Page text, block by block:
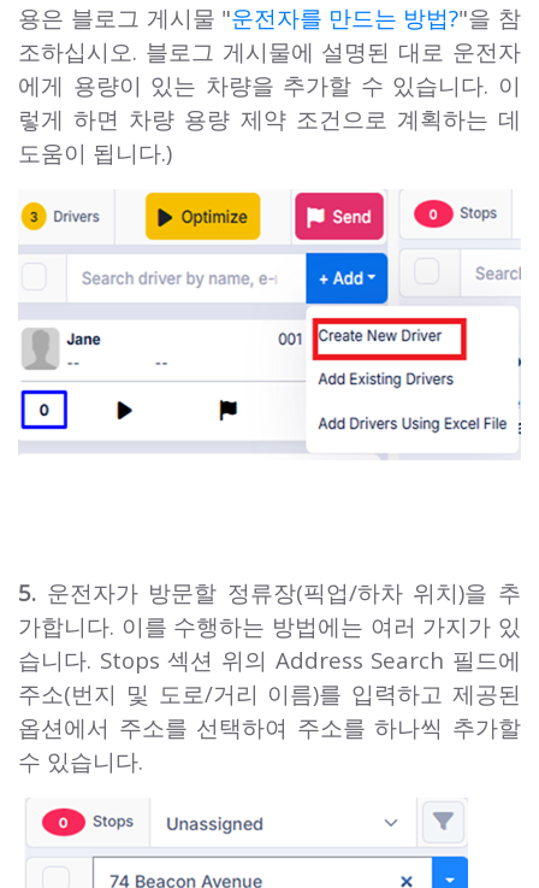
용은 블로그 게시물 "운전자를 만드는 방법?"을 참
조하십시오. 블로그 게시물에 설명된 대로 운전자
에게 용량이 있는 차량을 추가할 수 있습니다. 이
렇게 하면 차량 용량 제약 조건으로 계획하는 데
도움이 됩니다.)
5. 운전자가 방문할 정류장(픽업/하차 위치)을 추
가합니다. 이를 수행하는 방법에는 여러 가지가 있
습니다. Stops 섹션 위의 Address Search 필드에
주소(번지 및 도로/거리 이름)를 입력하고 제공된
옵션에서 주소를 선택하여 주소를 하나씩 추가할
수 있습니다.